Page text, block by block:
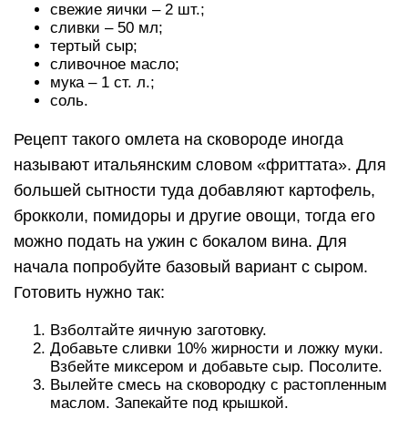
свежие яички – 2 шт.;
сливки – 50 мл;
тертый сыр;
сливочное масло;
мука – 1 ст. л.;
соль.
Рецепт такого омлета на сковороде иногда
называют итальянским словом «фриттата». Для
большей сытности туда добавляют картофель,
брокколи, помидоры и другие овощи, тогда его
можно подать на ужин с бокалом вина. Для
начала попробуйте базовый вариант с сыром.
Готовить нужно так:
Взболтайте яичную заготовку.
Добавьте сливки 10% жирности и ложку муки.
Взбейте миксером и добавьте сыр. Посолите.
Вылейте смесь на сковородку с растопленным
маслом. Запекайте под крышкой.